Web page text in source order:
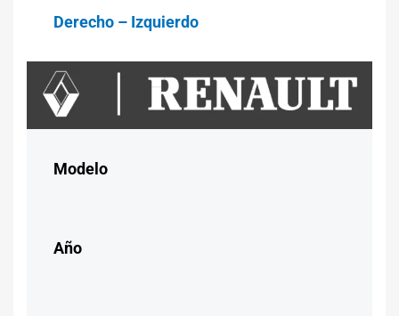
Derecho – Izquierdo
Modelo
Año